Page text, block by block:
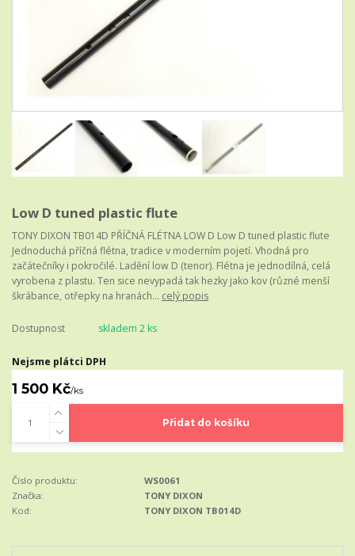
Low D tuned plastic flute
TONY DIXON TB014D PŘÍČNÁ FLÉTNA LOW D Low D tuned plastic flute
Jednoduchá příčná flétna, tradice v moderním pojetí. Vhodná pro
začátečníky i pokročilé. Ladění low D (tenor). Flétna je jednodílná, celá
vyrobena z plastu. Ten sice nevypadá tak hezky jako kov (různé menší
škrábance, otřepky na hranách... celý popis
Dostupnost skladem 2 ks
Nejsme plátci DPH
1 500 Kč/ks
Přidat do košíku
Číslo produktu:
WS0061
Značka:
TONY DIXON
Kod:
TONY DIXON TB014D